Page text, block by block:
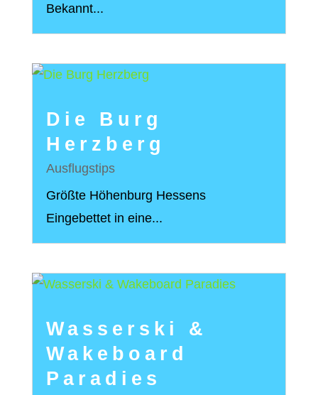
Bekannt...
Die Burg
Herzberg
Ausflugstips
Größte Höhenburg Hessens
Eingebettet in eine...
Wasserski &
Wakeboard
Paradies